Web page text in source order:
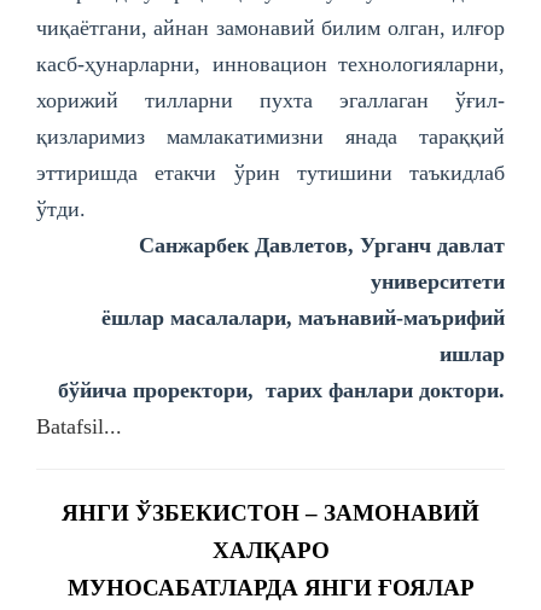
чиқаётгани, айнан замонавий билим олган, илғор
касб-ҳунарларни, инновацион технологияларни,
хорижий тилларни пухта эгаллаган ўғил-
қизларимиз мамлакатимизни янада тараққий
эттиришда етакчи ўрин тутишини таъкидлаб
ўтди.
Санжарбек Давлетов, Урганч давлат
университети
ёшлар масалалари, маънавий-маърифий
ишлар
бўйича проректори, тарих фанлари доктори.
Batafsil...
ЯНГИ ЎЗБЕКИСТОН – ЗАМОНАВИЙ
ХАЛҚАРО
МУНОСАБАТЛАРДА ЯНГИ ҒОЯЛАР